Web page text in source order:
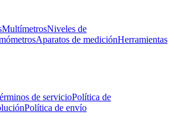
MultímetrosNiveles de
Aparatos de mediciónHerramientas
de servicioPolítica de
Política de envío